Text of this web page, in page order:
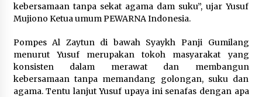
kebersamaan tanpa sekat agama dam suku”, ujar Yusuf
Mujiono Ketua umum PEWARNA Indonesia.
Pompes Al Zaytun di bawah Syaykh Panji Gumilang
menurut Yusuf merupakan tokoh masyarakat yang
konsisten dalam merawat dan membangun
kebersamaan tanpa memandang golongan, suku dan
agama. Tentu lanjut Yusuf upaya ini senafas dengan apa